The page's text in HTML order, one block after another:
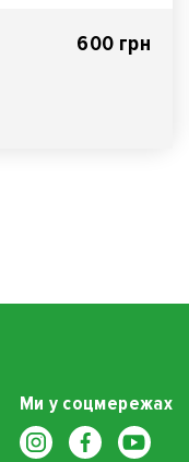
600 грн
Ми у соцмережах